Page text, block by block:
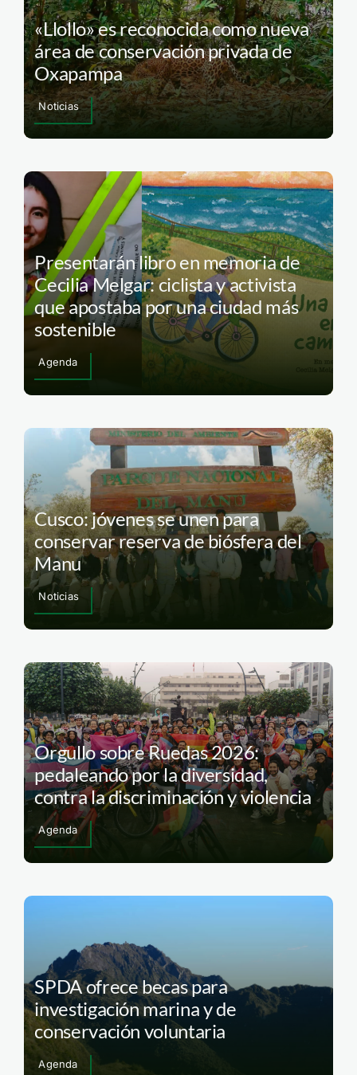
«Llollo» es reconocida como nueva
área de conservación privada de
Oxapampa
Noticias
Presentarán libro en memoria de
Cecilia Melgar: ciclista y activista
que apostaba por una ciudad más
sostenible
Agenda
Cusco: jóvenes se unen para
conservar reserva de biósfera del
Manu
Noticias
Orgullo sobre Ruedas 2026:
pedaleando por la diversidad,
contra la discriminación y violencia
Agenda
SPDA ofrece becas para
investigación marina y de
conservación voluntaria
Agenda